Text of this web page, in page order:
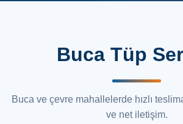
Buca Tüp
Buca ve çevre mahallelerde hızlı
ve net iletişim.